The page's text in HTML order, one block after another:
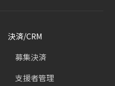
決済/CRM
募集決済
支援者管理